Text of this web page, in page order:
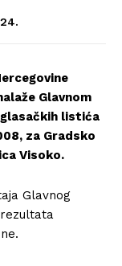
Glavnom
listića
za Gradsko
Visoko.
Glavnog